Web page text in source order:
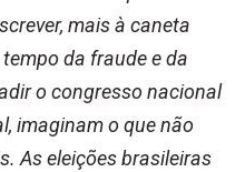
mais à caneta
da fraude e da
o congresso nacional
imaginam o que não
As eleições brasileiras